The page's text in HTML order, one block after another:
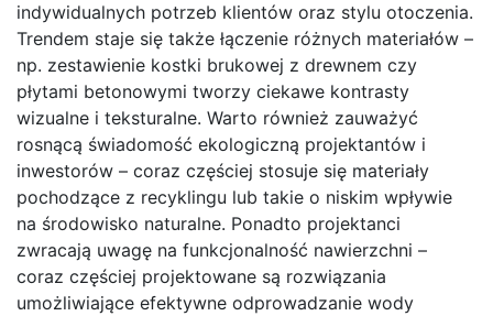
indywidualnych potrzeb klientów oraz stylu otoczenia.
Trendem staje się także łączenie różnych materiałów –
np. zestawienie kostki brukowej z drewnem czy
płytami betonowymi tworzy ciekawe kontrasty
wizualne i teksturalne. Warto również zauważyć
rosnącą świadomość ekologiczną projektantów i
inwestorów – coraz częściej stosuje się materiały
pochodzące z recyklingu lub takie o niskim wpływie
na środowisko naturalne. Ponadto projektanci
zwracają uwagę na funkcjonalność nawierzchni –
coraz częściej projektowane są rozwiązania
umożliwiające efektywne odprowadzanie wody